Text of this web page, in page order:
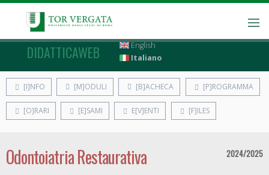
DIDATTICAWEB
English
Italiano
[I]NFO [M]ODULI [B]ACHECA [P]ROGRAMMA
[O]RARI [E]SAMI E[V]ENTI [F]ILES
Odontoiatria Restaurativa 2024/2025